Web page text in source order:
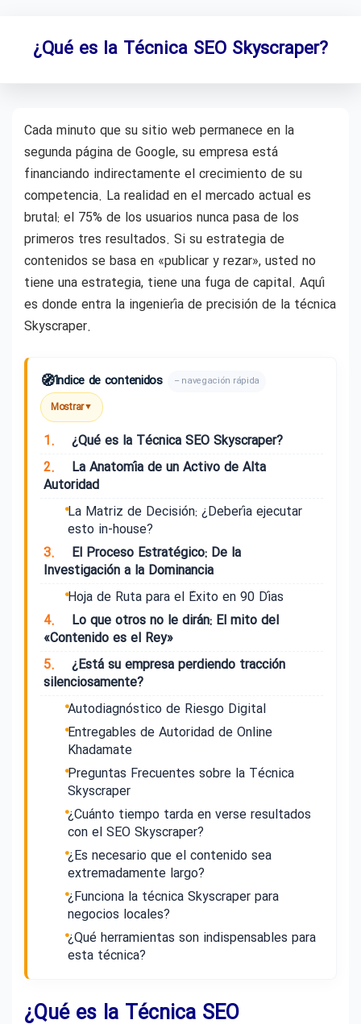
¿Qué es la Técnica SEO Skyscraper?
Cada minuto que su sitio web permanece en la
segunda página de Google, su empresa está
financiando indirectamente el crecimiento de su
competencia. La realidad en el mercado actual es
brutal: el 75% de los usuarios nunca pasa de los
primeros tres resultados. Si su estrategia de
contenidos se basa en «publicar y rezar», usted no
tiene una estrategia, tiene una fuga de capital. Aquí
es donde entra la ingeniería de precisión de la técnica
Skyscraper.
🧭Índice de contenidos – navegación rápida
Mostrar▼
1.
¿Qué es la Técnica SEO Skyscraper?
2.
La Anatomía de un Activo de Alta
Autoridad
La Matriz de Decisión: ¿Debería ejecutar
esto in-house?
3.
El Proceso Estratégico: De la
Investigación a la Dominancia
Hoja de Ruta para el Éxito en 90 Días
4.
Lo que otros no le dirán: El mito del
«Contenido es el Rey»
5.
¿Está su empresa perdiendo tracción
silenciosamente?
Autodiagnóstico de Riesgo Digital
Entregables de Autoridad de Online
Khadamate
Preguntas Frecuentes sobre la Técnica
Skyscraper
¿Cuánto tiempo tarda en verse resultados
con el SEO Skyscraper?
¿Es necesario que el contenido sea
extremadamente largo?
¿Funciona la técnica Skyscraper para
negocios locales?
¿Qué herramientas son indispensables para
esta técnica?
¿Qué es la Técnica SEO